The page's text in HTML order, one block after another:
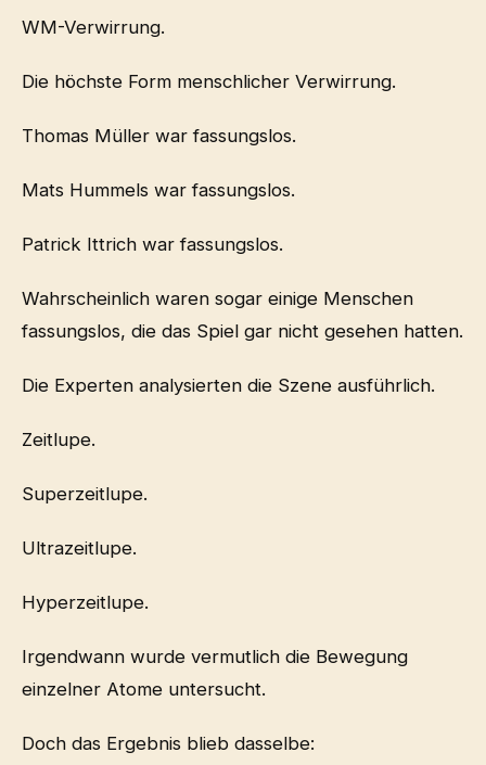
WM-Verwirrung.
Die höchste Form menschlicher Verwirrung.
Thomas Müller war fassungslos.
Mats Hummels war fassungslos.
Patrick Ittrich war fassungslos.
Wahrscheinlich waren sogar einige Menschen
fassungslos, die das Spiel gar nicht gesehen hatten.
Die Experten analysierten die Szene ausführlich.
Zeitlupe.
Superzeitlupe.
Ultrazeitlupe.
Hyperzeitlupe.
Irgendwann wurde vermutlich die Bewegung
einzelner Atome untersucht.
Doch das Ergebnis blieb dasselbe: